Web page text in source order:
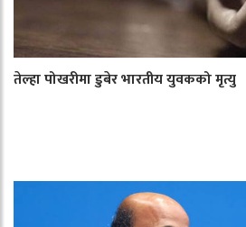
तेल्हा पोखरीमा डुबेर भारतीय युवकको मृत्यु